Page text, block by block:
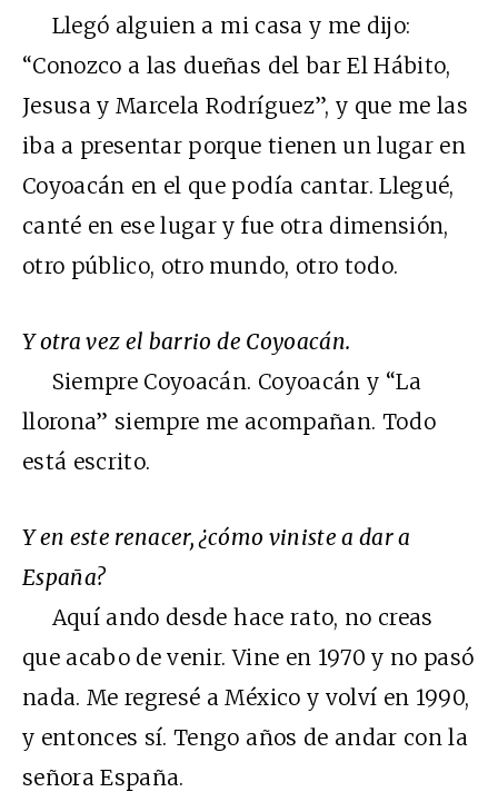
Llegó alguien a mi casa y me dijo:
“Conozco a las dueñas del bar El Hábito,
Jesusa y Marcela Rodríguez”, y que me las
iba a presentar porque tienen un lugar en
Coyoacán en el que podía cantar. Llegué,
canté en ese lugar y fue otra dimensión,
otro público, otro mundo, otro todo.
Y otra vez el barrio de Coyoacán.
Siempre Coyoacán. Coyoacán y “La
llorona” siempre me acompañan. Todo
está escrito.
Y en este renacer, ¿cómo viniste a dar a
España?
Aquí ando desde hace rato, no creas
que acabo de venir. Vine en 1970 y no pasó
nada. Me regresé a México y volví en 1990,
y entonces sí. Tengo años de andar con la
señora España.